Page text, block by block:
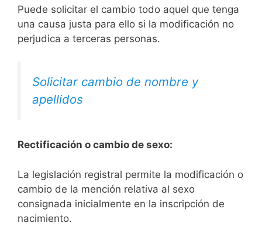
Puede solicitar el cambio todo aquel que tenga
una causa justa para ello si la modificación no
perjudica a terceras personas.
Solicitar cambio de nombre y
apellidos
Rectificación o cambio de sexo:
La legislación registral permite la modificación o
cambio de la mención relativa al sexo
consignada inicialmente en la inscripción de
nacimiento.